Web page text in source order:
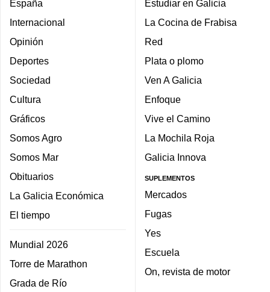
España
Internacional
Opinión
Deportes
Sociedad
Cultura
Gráficos
Somos Agro
Somos Mar
Obituarios
La Galicia Económica
El tiempo
Mundial 2026
Torre de Marathon
Grada de Río
Estudiar en Galicia
La Cocina de Frabisa
Red
Plata o plomo
Ven A Galicia
Enfoque
Vive el Camino
La Mochila Roja
Galicia Innova
SUPLEMENTOS
Mercados
Fugas
Yes
Escuela
On, revista de motor